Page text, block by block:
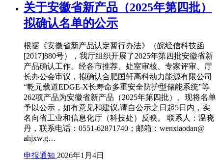
关于安徽省新产品（2025年第四批）
拟确认名单的公示
根据《安徽省新产品认定暂行办法》（皖经信科技函
[2017]880号），我厅组织开展了2025年第四批安徽省新
产品确认工作。经各市推荐、处室审核、专家评审、厅
长办公会审议，拟确认合肥国轩高科动力能源有限公司
“乾元载道EDGE-X长寿命多重安全防护型储能系统”等
262项产品为安徽省新产品（2025年第四批）。现将名单
予以公示，如有意见和建议,请自公示之日起5日内，实
名向省工业和信息化厅（科技处）反映。 联系人：温晓
丹，联系电话：0551-62871740；邮箱：wenxiaodan@
ahjxw.g…
申报通知 2026年1月4日